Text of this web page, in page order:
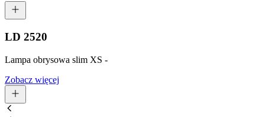
LD 2520
Lampa obrysowa slim XS -
Zobacz więcej